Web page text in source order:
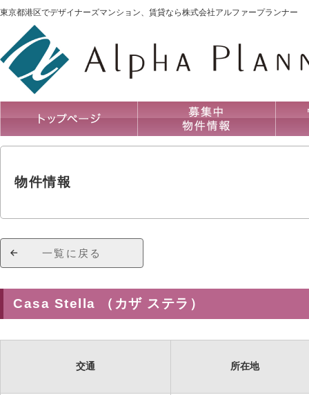
東京都港区でデザイナーズマンション、賃貸なら株式会社アルファープランナー
物件情報
一覧に戻る
Casa Stella （カザ ステラ）
交通 所在地